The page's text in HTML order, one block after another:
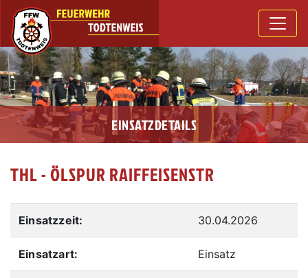
EINSATZDETAILS
THL - ÖLSPUR RAIFFEISENSTR
Einsatzzeit: 30.04.2026
Einsatzart: Einsatz